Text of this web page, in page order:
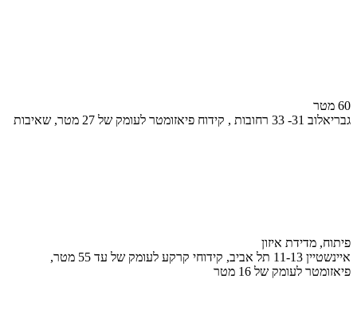
60 מטר
גבריאלוב 31- 33 רחובות , קידוח פיאזומטר לעומק של 27 מטר, שאיבות
פיתוח, מדידת איזון
איינשטיין 11-13 תל אביב, קידוחי קרקע לעומק של עד 55 מטר,
פיאזומטר לעומק של 16 מטר